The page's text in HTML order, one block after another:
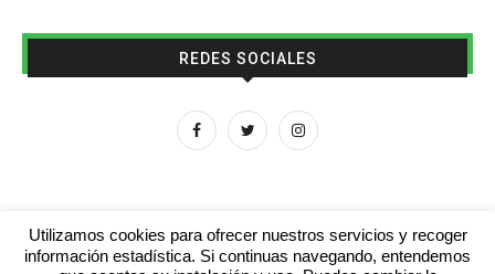
REDES SOCIALES
Utilizamos cookies para ofrecer nuestros servicios y recoger
información estadística. Si continuas navegando, entendemos